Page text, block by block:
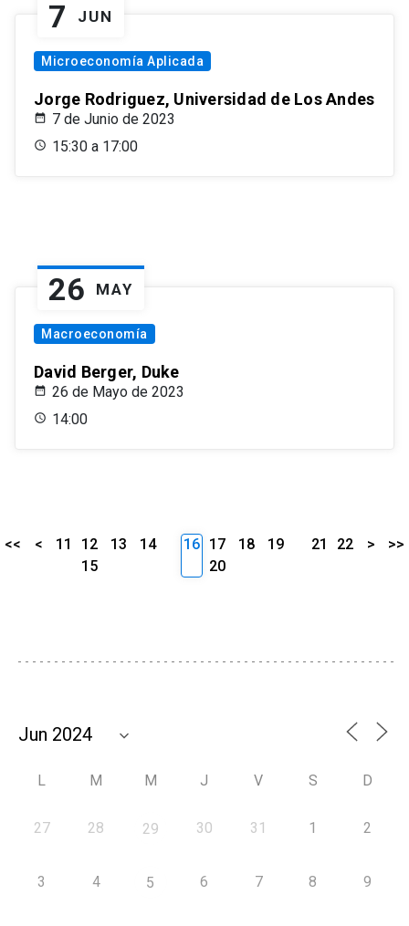
7 JUN
Microeconomía Aplicada
Jorge Rodriguez, Universidad de Los Andes
7 de Junio de 2023
15:30 a 17:00
26 MAY
Macroeconomía
David Berger, Duke
26 de Mayo de 2023
14:00
<< < 11 12 13
14
15
16 17 18
19
20
21 22 > >>
L M M J V S D
27 28 29 30 31 1 2
3 4 5 6 7 8 9